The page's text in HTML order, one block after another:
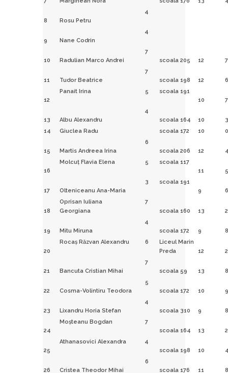
8 Rosu Petru
4
9 Nane Codrin
4
10 Radulian Marco Andrei
7
scoala 205
12 7
11 Tudor Beatrice
7
scoala 198
12 6
12
Panait Irina 5
scoala 191
10
7
13 Albu Alexandru
4
scoala 164
10
3
14
Giuclea Radu scoala 172 10 0
15 Martis Andreea Irina
6
scoala 206
12
16
Molcuţ Flavia Elena 5
scoala 117
11
5
17 Olteniceanu Ana-Maria
3
scoala 191
9
6
18
Oprisan Iuliana
Georgiana
7
scoala 160
13 2
19 Mitu Miruna
4
scoala 172
9 8
20
Rocaş Răzvan Alexandru 6
Liceul Marin
Preda
12 2
21 Bancuta Cristian Mihai
7
scoala 59
13 8
22 Cosma-Volintiru Teodora
5
scoala 172
10 9
23 Lixandru Horia Stefan
4
scoala 310
9 8
24
Moşteanu Bogdan
7
scoala 164
13 2
25
Athanasovici Alexandra
4
scoala 198
10
26 Cristea Theodor Mihai
6
scoala 176
11 8